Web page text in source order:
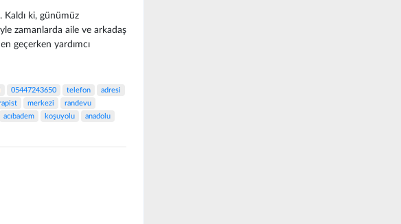
ki, günümüz
zamanlarda aile ve arkadaş
geçerken yardımcı
05447243650 telefon
adresi
merkezi
randevu
acıbadem koşuyolu
anadolu